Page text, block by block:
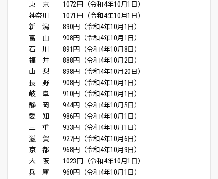
東 京 1072円（令和4年10月1日）
神奈川 1071円（令和4年10月1日）
新 潟 890円（令和4年10月1日）
富 山 908円（令和4年10月1日）
石 川 891円（令和4年10月8日）
福 井 888円（令和4年10月2日）
山 梨 898円（令和4年10月20日）
長 野 908円（令和4年10月1日）
岐 阜 910円（令和4年10月1日）
静 岡 944円（令和4年10月5日）
愛 知 986円（令和4年10月1日）
三 重 933円（令和4年10月1日）
滋 賀 927円（令和4年10月6日）
京 都 968円（令和4年10月9日）
大 阪 1023円（令和4年10月1日）
兵 庫 960円（令和4年10月1日）